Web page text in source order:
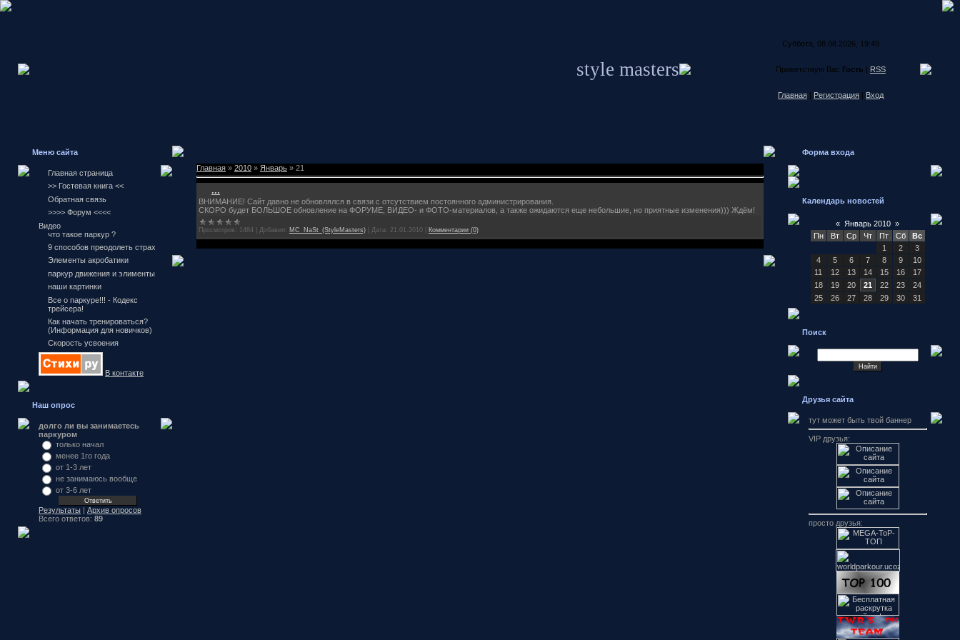
style masters
Суббота, 08.08.2026, 19:49
Приветствую Вас Гость | RSS
Главная | Регистрация | Вход
Меню сайта
Главная страница
>> Гостевая книга <<
Обратная связь
>>>> Форум <<<<
Видео
что такое паркур ?
9 способов преодолеть страх
Элементы акробатики
паркур движения и элименты
наши картинки
Все о паркуре!!! - Кодекс
трейсера!
Как начать тренироваться?
(Информация для новичков)
Скорость усвоения
В контакте
Наш опрос
долго ли вы занимаетесь
паркуром
только начал
менее 1го года
от 1-3 лет
не занимаюсь вообще
от 3-6 лет
Результаты | Архив опросов
Всего ответов: 89
Главная » 2010 » Январь » 21
...
ВНИМАНИЕ! Сайт давно не обновлялся в связи с отсутствием постоянного администрирования.
СКОРО будет БОЛЬШОЕ обновление на ФОРУМЕ, ВИДЕО- и ФОТО-материалов, а также ожидаются еще небольшие, но приятные изменения))) Ждём!
Просмотров: 1484 Добавил: MC_NaSt_(StyleMasters) Дата: 21.01.2010 Комментарии (0)
Форма входа
Календарь новостей
« Январь 2010 »
Пн
Вт Ср Чт Пт Сб
Вс
1
2
3
4
5 6 7 8 9
10
11
12 13 14 15 16
17
18
19 20 21 22 23
24
25
26 27 28 29 30 31
Поиск
Друзья сайта
тут может быть твой баннер
VIP друзья:
просто друзья: